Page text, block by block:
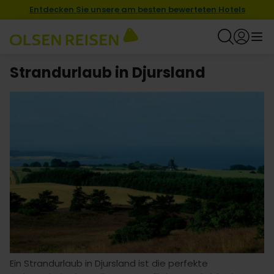
Entdecken Sie unsere am besten bewerteten Hotels
Strandurlaub in Djursland
Ein Strandurlaub in Djursland ist die perfekte